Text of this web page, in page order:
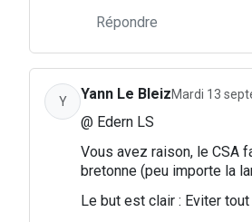
Répondre
Y Yann Le BleizMardi 13
@ Edern LS
Vous avez raison, le CSA
bretonne (peu importe la
Le but est clair : Eviter